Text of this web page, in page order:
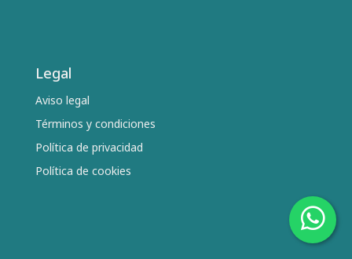
Legal
Aviso legal
Términos y condiciones
Política de privacidad
Política de cookies